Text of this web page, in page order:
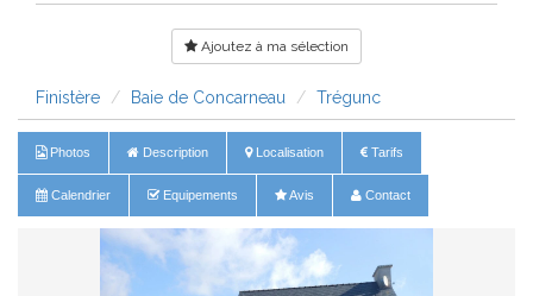
Ajoutez à ma sélection
Finistère Baie de Concarneau Trégunc
Photos Description Localisation Tarifs
Calendrier Equipements Avis Contact